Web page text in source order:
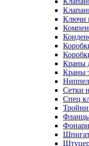
Ключи
Краны
Краны
Сетки
Спец